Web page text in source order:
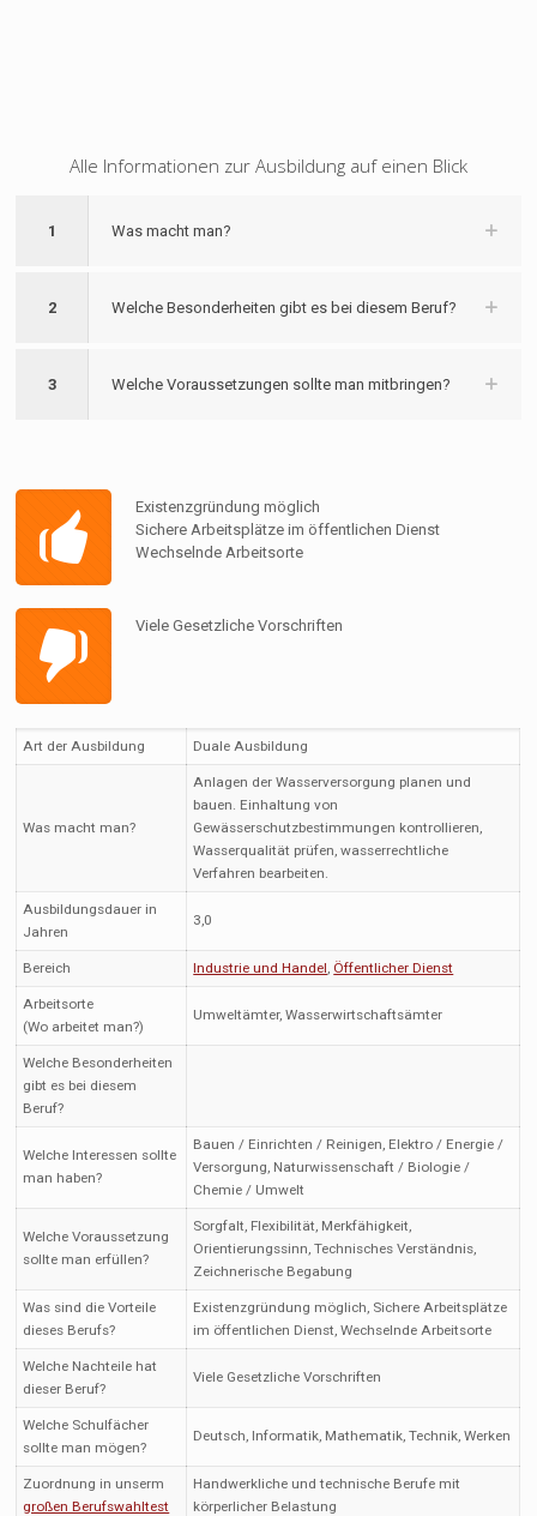
Alle Informationen zur Ausbildung auf einen Blick
1 Was macht man?
2 Welche Besonderheiten gibt es bei diesem Beruf?
3 Welche Voraussetzungen sollte man mitbringen?
Existenzgründung möglich
Sichere Arbeitsplätze im öffentlichen Dienst
Wechselnde Arbeitsorte
Viele Gesetzliche Vorschriften
Art der Ausbildung Duale Ausbildung
Was macht man?
Anlagen der Wasserversorgung planen und
bauen. Einhaltung von
Gewässerschutzbestimmungen kontrollieren,
Wasserqualität prüfen, wasserrechtliche
Verfahren bearbeiten.
Ausbildungsdauer in
Jahren
3,0
Bereich Industrie und Handel,Öffentlicher Dienst
Arbeitsorte
(Wo arbeitet man?)
Umweltämter, Wasserwirtschaftsämter
Welche Besonderheiten
gibt es bei diesem
Beruf?
Welche Interessen sollte
man haben?
Bauen / Einrichten / Reinigen, Elektro / Energie /
Versorgung, Naturwissenschaft / Biologie /
Chemie / Umwelt
Welche Voraussetzung
sollte man erfüllen?
Sorgfalt, Flexibilität, Merkfähigkeit,
Orientierungssinn, Technisches Verständnis,
Zeichnerische Begabung
Was sind die Vorteile
dieses Berufs?
Existenzgründung möglich, Sichere Arbeitsplätze
im öffentlichen Dienst, Wechselnde Arbeitsorte
Welche Nachteile hat
dieser Beruf?
Viele Gesetzliche Vorschriften
Welche Schulfächer
sollte man mögen?
Deutsch, Informatik, Mathematik, Technik, Werken
Zuordnung in unserm
großen Berufswahltest
Handwerkliche und technische Berufe mit
körperlicher Belastung